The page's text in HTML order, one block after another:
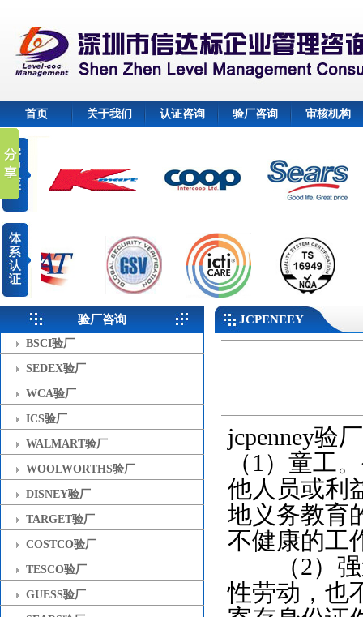
首页 关于我们 认证咨询 验厂咨询 审核机构
验厂咨询
BSCI验厂
SEDEX验厂
WCA验厂
ICS验厂
WALMART验厂
WOOLWORTHS验厂
DISNEY验厂
TARGET验厂
COSTCO验厂
TESCO验厂
GUESS验厂
JCPENEEY
jcpenney验
（1）童工
他人员或利
地义务教育
不健康的工
（2）强
性劳动，也